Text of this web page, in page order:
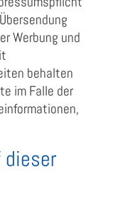
Werbung und
behalten
im Falle der